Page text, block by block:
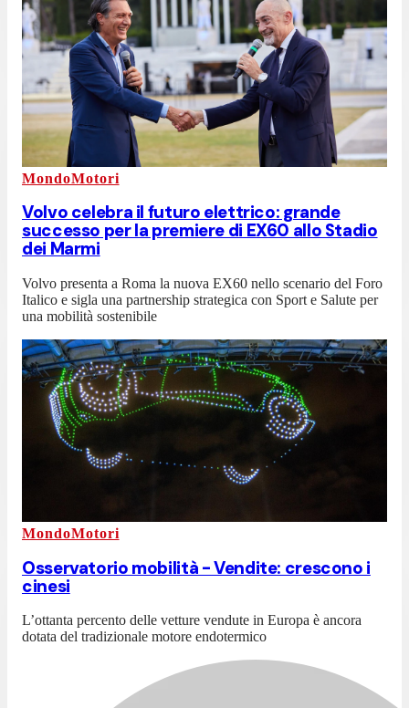
MondoMotori
Volvo celebra il futuro elettrico: grande
successo per la premiere di EX60 allo Stadio
dei Marmi
Volvo presenta a Roma la nuova EX60 nello scenario del Foro
Italico e sigla una partnership strategica con Sport e Salute per
una mobilità sostenibile
MondoMotori
Osservatorio mobilità - Vendite: crescono i
cinesi
L’ottanta percento delle vetture vendute in Europa è ancora
dotata del tradizionale motore endotermico